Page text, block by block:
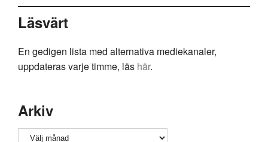
Läsvärt
En gedigen lista med alternativa mediekanaler,
uppdateras varje timme, läs här.
Arkiv
Arkiv